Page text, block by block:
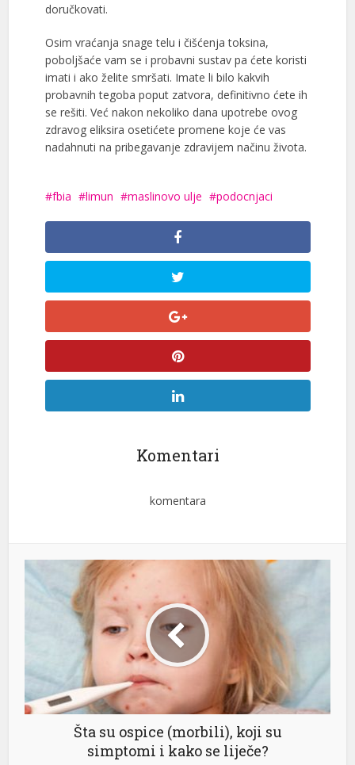
doručkovati.
Osim vraćanja snage telu i čišćenja toksina,
poboljšaće vam se i probavni sustav pa ćete koristi
imati i ako želite smršati. Imate li bilo kakvih
probavnih tegoba poput zatvora, definitivno ćete ih
se rešiti. Već nakon nekoliko dana upotrebe ovog
zdravog eliksira osetićete promene koje će vas
nadahnuti na pribegavanje zdravijem načinu života.
fbia limun maslinovo ulje podocnjaci
Komentari
komentara
Šta su ospice (morbili), koji su
simptomi i kako se liječe?